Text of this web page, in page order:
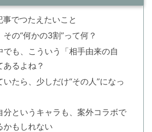
でつたえたいこと
その“何かの3割”って何？
でも、こういう「相手由来の自
あるよね？
いたら、少しだけ“その人”になっ
分というキャラも、案外コラボで
かもしれない